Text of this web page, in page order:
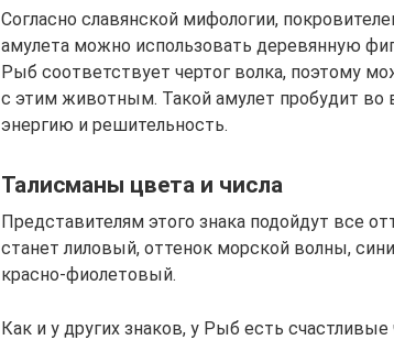
Согласно славянской мифологии,
амулета можно использовать деревянную
Рыб соответствует чертог волка, поэтому
с этим животным. Такой амулет пробудит во
энергию и решительность.
Талисманы цвета и числа
Представителям этого знака подойдут все
станет лиловый, оттенок морской волны,
красно-фиолетовый.
Как и у других знаков, у Рыб есть